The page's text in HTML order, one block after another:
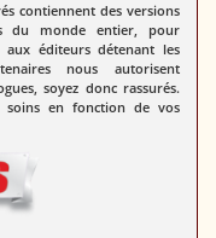
contiennent des versions
du monde entier, pour
aux éditeurs détenant les
nous autorisent
soyez donc rassurés.
en fonction de vos